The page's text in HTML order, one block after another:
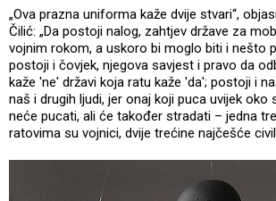
„Ova prazna uniforma kaže dvije stvari“,
Čilić: „Da postoji nalog, zahtjev države za
vojnim rokom, a uskoro bi moglo biti i nešto
postoji i čovjek, njegova savjest i pravo da
kaže 'ne' državi koja ratu kaže 'da'; postoji i
naš i drugih ljudi, jer onaj koji puca uvijek oko
neće pucati, ali će također stradati – jedna
ratovima su vojnici, dvije trećine najčešće